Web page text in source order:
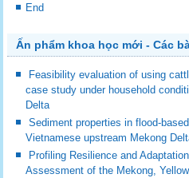
End
Ấn phẩm khoa học mới - Các
Feasibility evaluation of using
case study under household
Delta
Sediment properties in flood-
Vietnamese upstream Mekong
Profiling Resilience and
Assessment of the Mekong,